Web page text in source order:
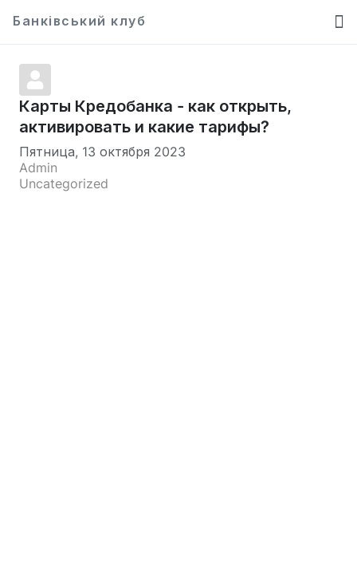
Банківський клуб
Карты Кредобанка - как открыть,
активировать и какие тарифы?
Пятница, 13 октября 2023
Admin
Uncategorized